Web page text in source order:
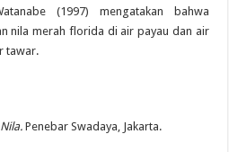
(1997) mengatakan bahwa
nila merah florida di air payau dan air
tawar.
Nila.Penebar Swadaya, Jakarta.